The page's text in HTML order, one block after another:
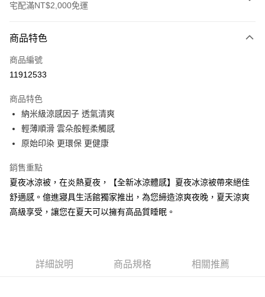
宅配滿NT$2,000免運
信用卡一次付款
信用卡分期付款
合作金庫商業銀行
華南商業銀行
上海商業儲蓄銀行
國泰世華商業銀行
匯豐（台灣）商業銀行
聯邦商業銀行
遠東國際商業銀行
元大商業銀行
永豐商業銀行
台新國際商業銀行
中國信託商業銀行
6 期 0 利率 每期
華南商業銀行
上海商業儲蓄銀行
臺灣中小企業銀行
匯豐（台灣）商業銀行
華泰商業銀行
聯邦商業銀行
遠東國際商業銀行
元大商業銀行
永豐商業銀行
LINE Pay
Apple Pay
悠遊付
Google Pay
全盈+PAY
運送方式
商品特色
商品編號
11912533
商品特色
納米級涼感因子 透氣清爽
輕薄順滑 雲朵般輕柔觸感
原始印染 更環保 更健康
銷售重點
夏夜冰涼被，在炎熱夏夜，【全新冰涼體感】夏夜冰涼被帶來絕佳
舒適感。億進寢具生活館獨家推出，為您締造涼爽夜晚，夏天涼爽
高級享受，讓您在夏天可以擁有高品質睡眠。
詳細說明 商品規格 相關推薦